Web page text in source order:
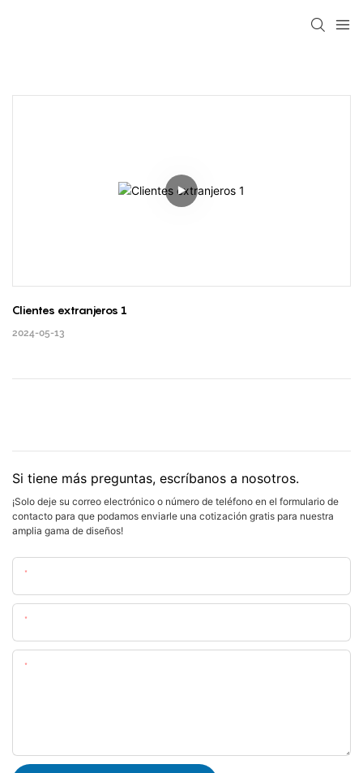
Clientes extranjeros 1
2024-05-13
Si tiene más preguntas, escríbanos a nosotros.
¡Solo deje su correo electrónico o número de teléfono en el formulario de
contacto para que podamos enviarle una cotización gratis para nuestra
amplia gama de diseños!